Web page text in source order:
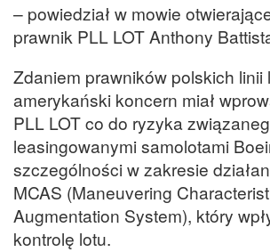
– powiedział w mowie
prawnik PLL LOT Anthony
Zdaniem prawników polskich linii
amerykański koncern miał
PLL LOT co do ryzyka
leasingowanymi samolotami
szczególności w zakresie
MCAS (Maneuvering
Augmentation System), który
kontrolę lotu.